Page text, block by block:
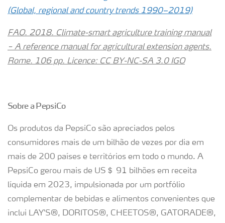
(Global, regional and country trends 1990–2019)
FAO. 2018. Climate-smart agriculture training manual
− A reference manual for agricultural extension agents.
Rome. 106 pp. Licence: CC BY-NC-SA 3.0 IGO
Sobre a PepsiCo
Os produtos da PepsiCo são apreciados pelos
consumidores mais de um bilhão de vezes por dia em
mais de 200 países e territórios em todo o mundo. A
PepsiCo gerou mais de US＄ 91 bilhões em receita
líquida em 2023, impulsionada por um portfólio
complementar de bebidas e alimentos convenientes que
inclui LAY'S®, DORITOS®, CHEETOS®, GATORADE®,